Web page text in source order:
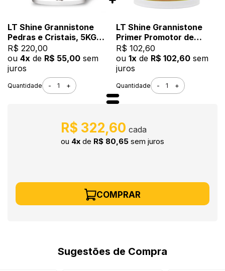
LT Shine Grannistone
Pedras e Cristais, 5KG
Citrino - Impermeável,
Anti Mofo
R$ 220,00
ou 4x de R$ 55,00 sem
juros
Quantidade - +
LT Shine Grannistone
Primer Promotor de
Aderência, 4KG Citrino -
Pronto para Uso, Fácil
Aplicação
R$ 102,60
ou 1x de R$ 102,60 sem
juros
Quantidade - +
R$ 322,60
ou 4x de R$ 80,65 sem juros
COMPRAR
Sugestões de Compra